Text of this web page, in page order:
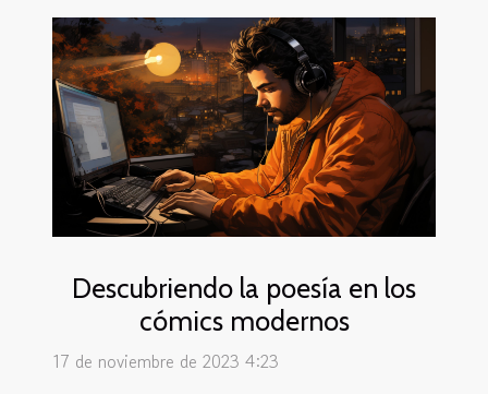
busca explorar el camino recorrido por la
tipografía en la era digital, destacando los
cambios paradigmáticos que han marcado
esta revolución. Acompáñenos en un viaje
donde revelaremos cómo los píxeles han
dado forma a nuevas letras y significados, y
cómo este proceso continúa redefiniendo
nuestro entorno visual. Si siente curiosidad
por cómo ha cambiado...
Descubriendo la poesía en los
cómics modernos
17 de noviembre de 2023 4:23